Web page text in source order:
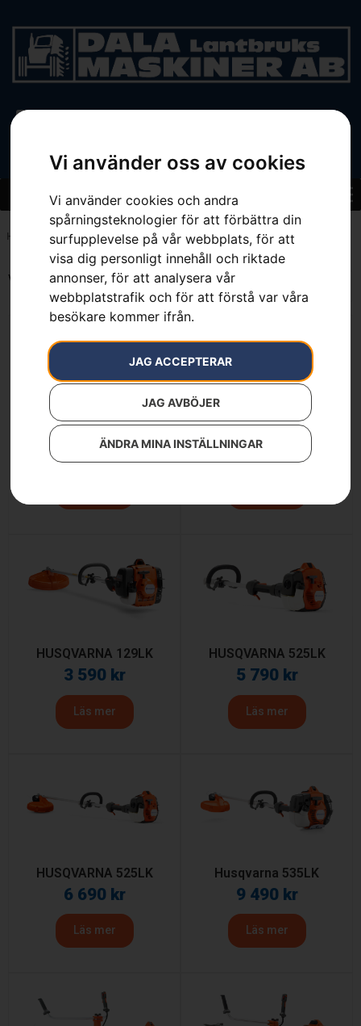
Vi använder oss av cookies
Vi använder cookies och andra
spårningsteknologier för att förbättra din
surfupplevelse på vår webbplats, för att
visa dig personligt innehåll och riktade
annonser, för att analysera vår
webbplatstrafik och för att förstå var våra
besökare kommer ifrån.
JAG ACCEPTERAR
JAG AVBÖJER
ÄNDRA MINA INSTÄLLNINGAR
Hem Sortiment»Trädgård »Grästrimmers»Bensindrivna Trimmers
Visar alla 10 resultat
Husqvarna 122C HUSQVARNA 129C
HUSQVARNA 129LK
3 590 kr
Läs mer
HUSQVARNA 525LK
5 790 kr
Läs mer
HUSQVARNA 525LK
6 690 kr
Läs mer
Husqvarna 535LK
9 490 kr
Läs mer